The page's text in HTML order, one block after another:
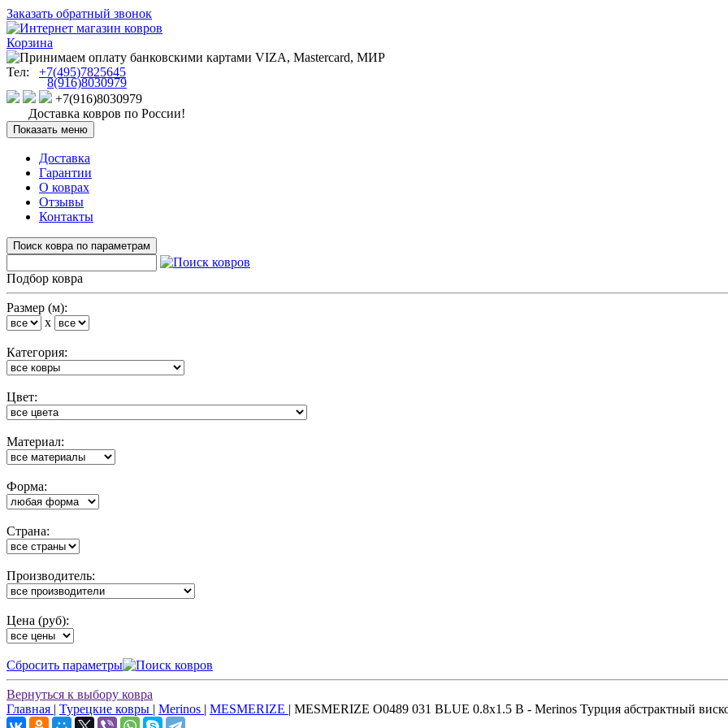
Заказать обратный звонок
Корзина
Тел:
+7(495)7825645
8(916)8030979
+7(916)8030979
Доставка ковров по России!
Показать меню
Доставка
Гарантии
О коврах
Отзывы
Контакты
Поиск ковра по параметрам
Подбор ковра
Размер (м):
x
Категория:
Цвет:
Материал:
Форма:
Cтрана:
Производитель:
Цена (руб):
Cбросить параметры
Вернуться к выбору ковра
Главная | Турецкие ковры | Merinos | MESMERIZE | MESMERIZE O0489 031 BLUE 0.8x1.5 В - Merinos Турция абстрактный